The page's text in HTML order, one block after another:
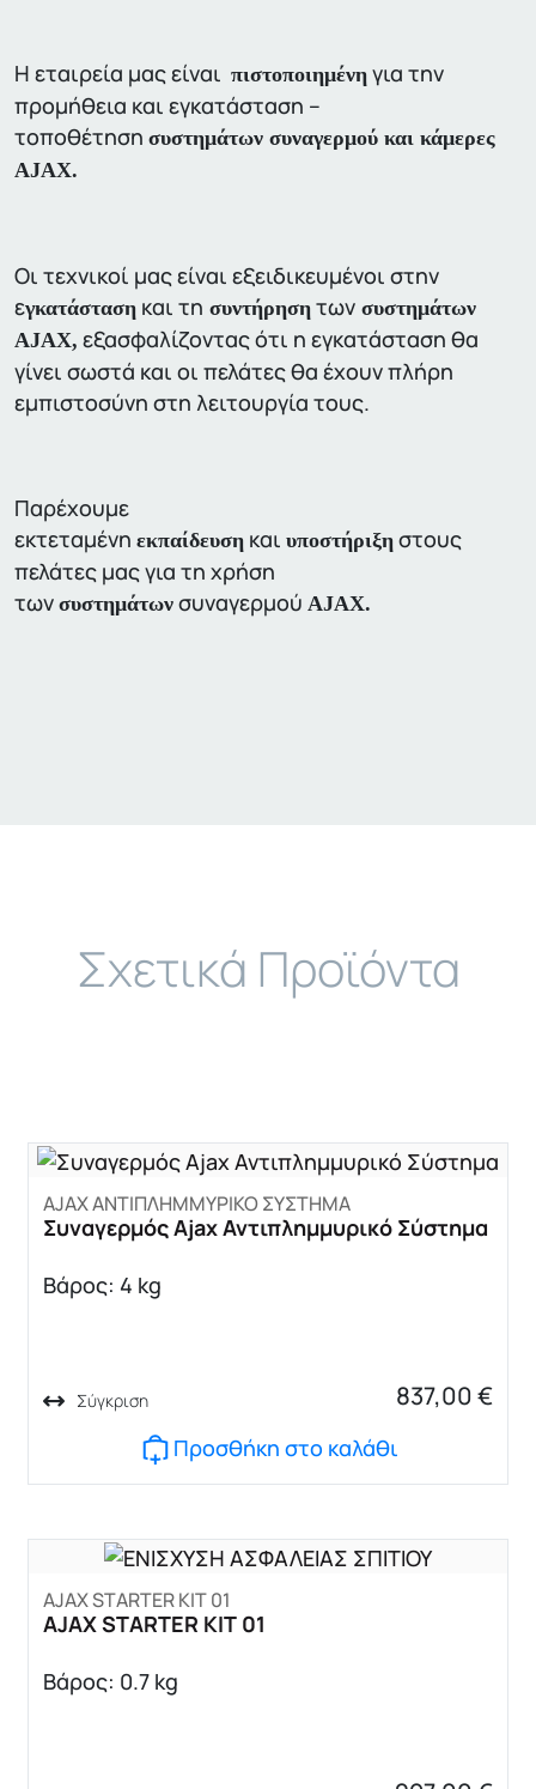
Η εταιρεία μας είναι πιστοποιημένη για την
προμήθεια και εγκατάσταση –
τοποθέτηση συστημάτων συναγερμού και κάμερες
AJAX.
Οι τεχνικοί μας είναι εξειδικευμένοι στην
εγκατάσταση και τη συντήρηση των συστημάτων
AJAX, εξασφαλίζοντας ότι η εγκατάσταση θα
γίνει σωστά και οι πελάτες θα έχουν πλήρη
εμπιστοσύνη στη λειτουργία τους.
Παρέχουμε
εκτεταμένη εκπαίδευση και υποστήριξη στους
πελάτες μας για τη χρήση
των συστημάτων συναγερμού AJAX.
Σχετικά Προϊόντα
AJAX ΑΝΤΙΠΛΗΜΜΥΡΙΚΟ ΣΥΣΤΗΜΑ
Συναγερμός Ajax Αντιπλημμυρικό Σύστημα
Βάρος: 4 kg
Σύγκριση 837,00€
Προσθήκη στο καλάθι
AJAX STARTER KIT 01
AJAX STARTER KIT 01
Βάρος: 0.7 kg